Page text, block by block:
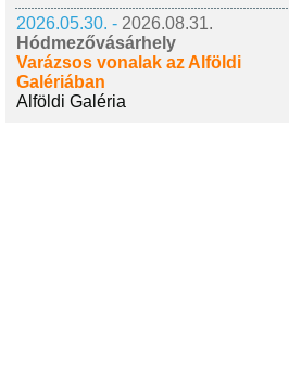
2026.05.30. - 2026.08.31.
Hódmezővásárhely
Varázsos vonalak az Alföldi
Galériában
Alföldi Galéria